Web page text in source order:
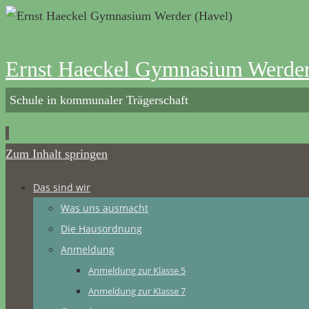
Ernst Haeckel Gymnasium
Schule in kommunaler Trägerschaft
Zum Inhalt springen
Das sind wir
Was uns ausmacht
Die Hausordnung
Anmeldung
Anmeldung zur Klasse 5
Anmeldung zur Klasse 7